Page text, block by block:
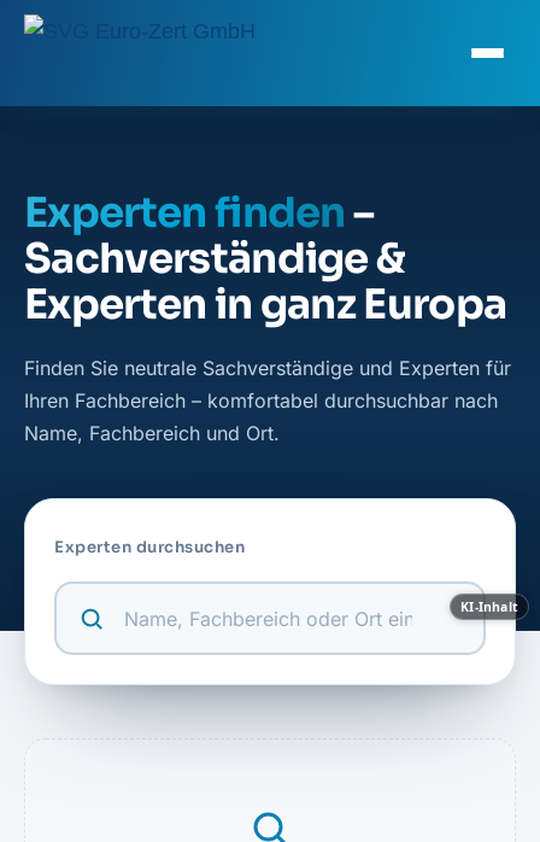
Experten finden–
Sachverständige &
Experten in ganz Europa
Finden Sie neutrale Sachverständige und Experten für
Ihren Fachbereich – komfortabel durchsuchbar nach
Name, Fachbereich und Ort.
KI-Inhalt
Experten durchsuchen